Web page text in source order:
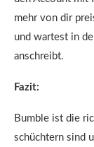
mehr von dir
und wartest in
anschreibt.
Fazit:
Bumble ist die
schüchtern sind